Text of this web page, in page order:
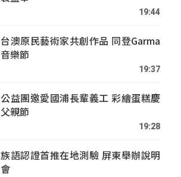
19:44
台澳原民藝術家共創作品 同登Garma
音樂節
19:37
公益團邀愛國浦長輩義工 彩繪蛋糕慶
父親節
19:28
族語認證首推在地測驗 屏東舉辦說明
會